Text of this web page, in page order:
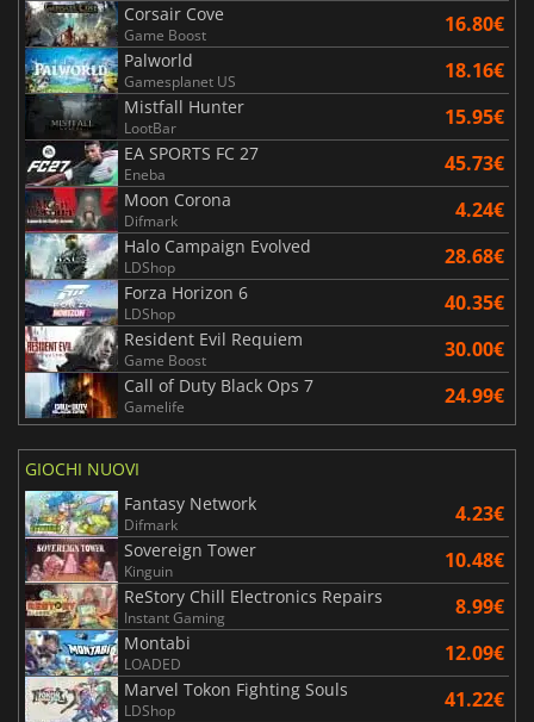
Corsair Cove
Game Boost 16.80€
Palworld
Gamesplanet US 18.16€
Mistfall Hunter
LootBar 15.95€
EA SPORTS FC 27
Eneba 45.73€
Moon Corona
Difmark 4.24€
Halo Campaign Evolved
LDShop 28.68€
Forza Horizon 6
LDShop 40.35€
Resident Evil Requiem
Game Boost 30.00€
Call of Duty Black Ops 7
Gamelife 24.99€
GIOCHI NUOVI
Fantasy Network
Difmark 4.23€
Sovereign Tower
Kinguin 10.48€
ReStory Chill Electronics Repairs
Instant Gaming 8.99€
Montabi
LOADED 12.09€
Marvel Tokon Fighting Souls
LDShop 41.22€